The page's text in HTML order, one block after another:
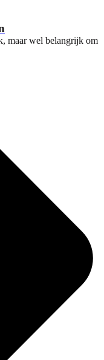
maar wel belangrijk om